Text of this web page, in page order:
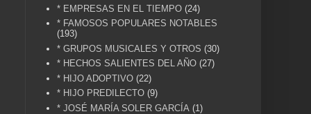
* EMPRESAS EN EL TIEMPO (24)
* FAMOSOS POPULARES NOTABLES
(193)
* GRUPOS MUSICALES Y OTROS (30)
* HECHOS SALIENTES DEL AÑO (27)
* HIJO ADOPTIVO (22)
* HIJO PREDILECTO (9)
* JOSÉ MARÍA SOLER GARCÍA (1)